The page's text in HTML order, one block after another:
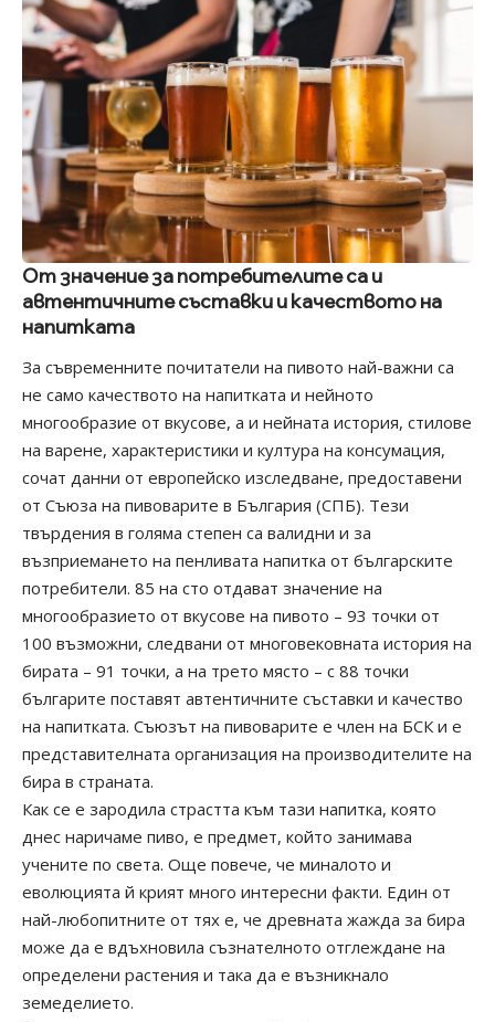
От значение за потребителите са и
автентичните съставки и качеството на
напитката
За съвременните почитатели на пивото най-важни са
не само качеството на напитката и нейното
многообразие от вкусове, а и нейната история, стилове
на варене, характеристики и култура на консумация,
сочат данни от европейско изследване, предоставени
от Съюза на пивоварите в България (СПБ). Тези
твърдения в голяма степен са валидни и за
възприемането на пенливата напитка от българските
потребители. 85 на сто отдават значение на
многообразието от вкусове на пивото – 93 точки от
100 възможни, следвани от многовековната история на
бирата – 91 точки, а на трето място – с 88 точки
българите поставят автентичните съставки и качество
на напитката. Съюзът на пивоварите е член на БСК и е
представителната организация на производителите на
бира в страната.
Как се е зародила страстта към тази напитка, която
днес наричаме пиво, е предмет, който занимава
учените по света. Още повече, че миналото и
еволюцията й крият много интересни факти. Един от
най-любопитните от тях е, че древната жажда за бира
може да е вдъхновила съзнателното отглеждане на
определени растения и така да е възникнало
земеделието.